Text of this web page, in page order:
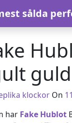
sålda
guld
klockor On
har Fake Hublot